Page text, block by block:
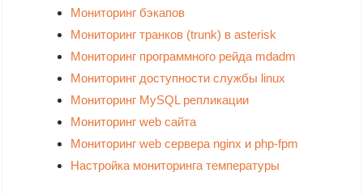
Мониторинг бэкапов
Мониторинг транков (trunk) в asterisk
Мониторинг программного рейда mdadm
Мониторинг доступности службы linux
Мониторинг MySQL репликации
Мониторинг web сайта
Мониторинг web сервера nginx и php-fpm
Настройка мониторинга температуры